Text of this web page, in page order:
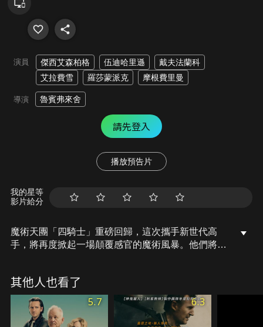
演員 傑西艾森柏格 伍迪哈里遜
戴夫法蘭科
艾拉費雪
羅莎蒙派克 摩根費里曼
導演 魯賓弗來舍
請先登入
播放預告片
我的星等
影片給分
魔術天團「四騎士」重磅回歸，這次攜手新世代高
手，將再度掀起一場顛覆感官的魔術風暴。他們將帶
其他人也看了
5.7 6.3